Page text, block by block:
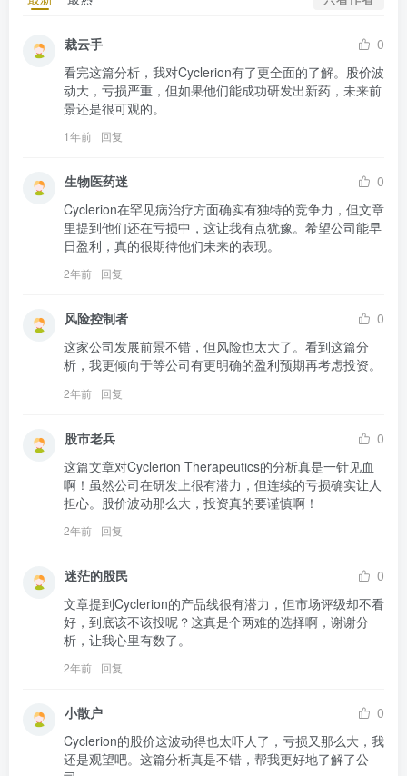
裁云手
0
看完这篇分析，我对Cyclerion有了更全面的了解。股价波
动大，亏损严重，但如果他们能成功研发出新药，未来前
景还是很可观的。
1年前 回复
生物医药迷
0
Cyclerion在罕见病治疗方面确实有独特的竞争力，但文章
里提到他们还在亏损中，这让我有点犹豫。希望公司能早
日盈利，真的很期待他们未来的表现。
2年前 回复
风险控制者
0
这家公司发展前景不错，但风险也太大了。看到这篇分
析，我更倾向于等公司有更明确的盈利预期再考虑投资。
2年前 回复
股市老兵
0
这篇文章对Cyclerion Therapeutics的分析真是一针见血
啊！虽然公司在研发上很有潜力，但连续的亏损确实让人
担心。股价波动那么大，投资真的要谨慎啊！
2年前 回复
迷茫的股民
0
文章提到Cyclerion的产品线很有潜力，但市场评级却不看
好，到底该不该投呢？这真是个两难的选择啊，谢谢分
析，让我心里有数了。
2年前 回复
小散户
0
Cyclerion的股价这波动得也太吓人了，亏损又那么大，我
还是观望吧。这篇分析真是不错，帮我更好地了解了公